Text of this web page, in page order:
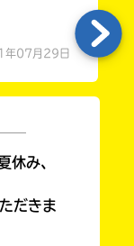
07月29日
休み、
だきま